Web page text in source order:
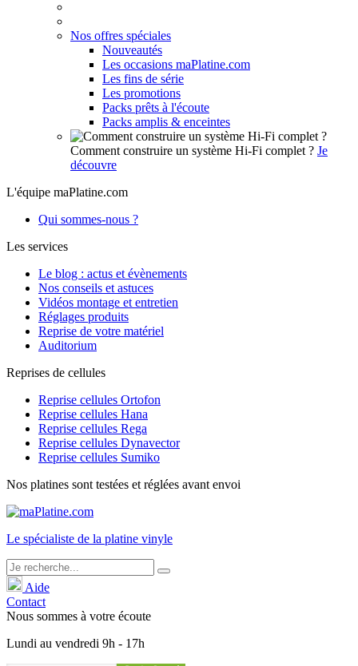
Nos offres spéciales
Nouveautés
Les occasions maPlatine.com
Les fins de série
Les promotions
Packs prêts à l'écoute
Packs amplis & enceintes
Comment construire un système Hi-Fi complet ? Je
découvre
L'équipe maPlatine.com
Qui sommes-nous ?
Les services
Le blog : actus et évènements
Nos conseils et astuces
Vidéos montage et entretien
Réglages produits
Reprise de votre matériel
Auditorium
Reprises de cellules
Reprise cellules Ortofon
Reprise cellules Hana
Reprise cellules Rega
Reprise cellules Dynavector
Reprise cellules Sumiko
Nos platines sont testées et réglées avant envoi
Le spécialiste de la platine vinyle
Aide
Contact
Nous sommes à votre écoute
Lundi au vendredi 9h - 17h